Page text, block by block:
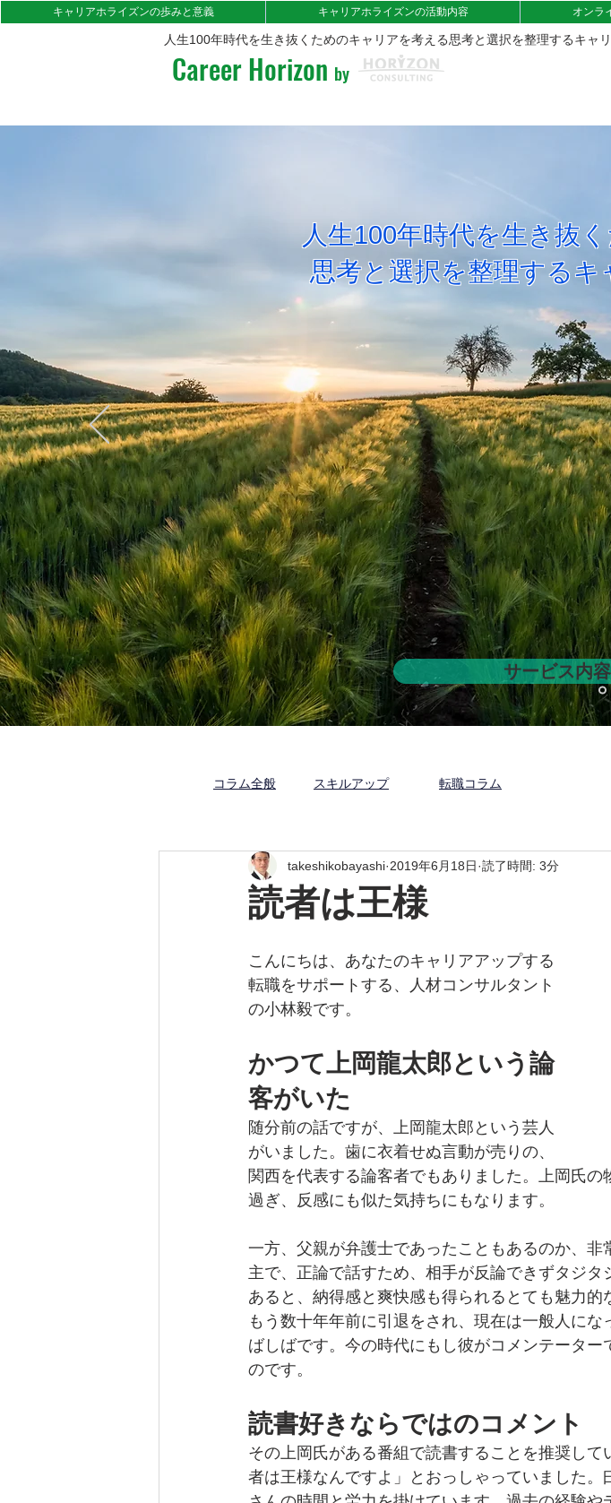
キャリアホライズンの歩みと意義 キャリアホライズンの活動内容 オンラ
人生100年時代を生き抜くためのキャリアを考える思考と選択を整理するキャ
Career Horizon by
人生100年時代を生き抜
思考と選択を整理する
サービス内
読者は王様
takeshikobayashi 2019年6月18日 読了時間: 3分
こんにちは、あなたのキャリアアップする
転職をサポートする、人材コンサルタント
の小林毅です。
かつて上岡龍太郎という論
客がいた
随分前の話ですが、上岡龍太郎という芸人
がいました。歯に衣着せぬ言動が売りの、
関西を代表する論客者でもありました。上岡氏
過ぎ、反感にも似た気持ちにもなります。
一方、父親が弁護士であったこともあるのか、
主で、正論で話すため、相手が反論できずタジ
あると、納得感と爽快感も得られるとても魅力的
もう数十年年前に引退をされ、現在は一般人に
ばしばです。今の時代にもし彼がコメンテータ
のです。
読書好きならではのコメント
その上岡氏がある番組で読書することを推奨し
者は王様なんですよ」とおっしゃっていました。
コラム全般 スキルアップ 転職コラム